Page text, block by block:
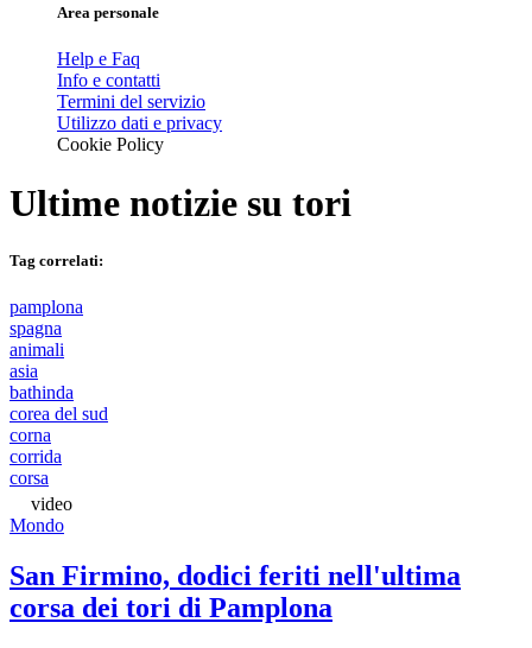
Area personale
Help e Faq
Info e contatti
Termini del servizio
Utilizzo dati e privacy
Cookie Policy
Ultime notizie su tori
Tag correlati:
pamplona
spagna
animali
asia
bathinda
corea del sud
corna
corrida
corsa
video
Mondo
San Firmino, dodici feriti nell'ultima
corsa dei tori di Pamplona